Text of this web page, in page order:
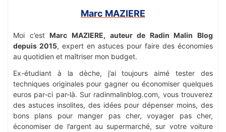
Marc MAZIERE
Moi c’est Marc MAZIERE, auteur de Radin Malin Blog
depuis 2015, expert en astuces pour faire des économies
au quotidien et maîtriser mon budget.
Ex-étudiant à la dèche, j’ai toujours aimé tester des
techniques originales pour gagner ou économiser quelques
euros par-ci par-là. Sur radinmalinblog.com, vous trouverez
des astuces insolites, des idées pour dépenser moins, des
bons plans pour manger pas cher, voyager pas cher,
économiser de l’argent au supermarché, sur votre voiture